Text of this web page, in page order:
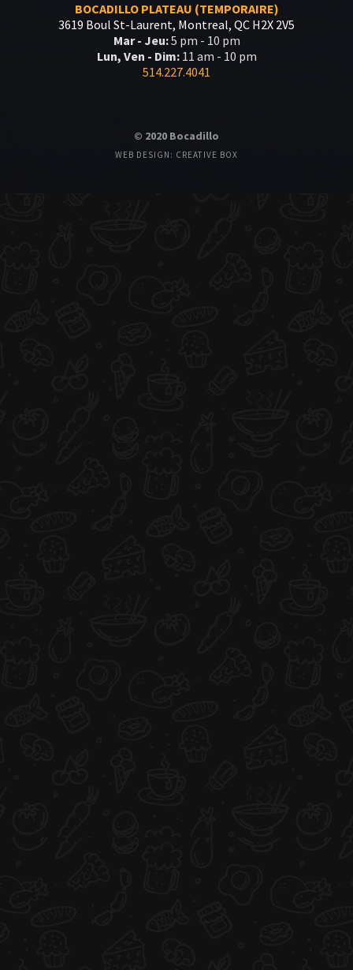
BOCADILLO PLATEAU (TEMPORAIRE)
3619 Boul St-Laurent, Montreal, QC H2X 2V5
Mar - Jeu:5 pm - 10 pm
Lun, Ven - Dim:11 am - 10 pm
514.227.4041
© 2020 Bocadillo
WEB DESIGN: CREATIVE BOX